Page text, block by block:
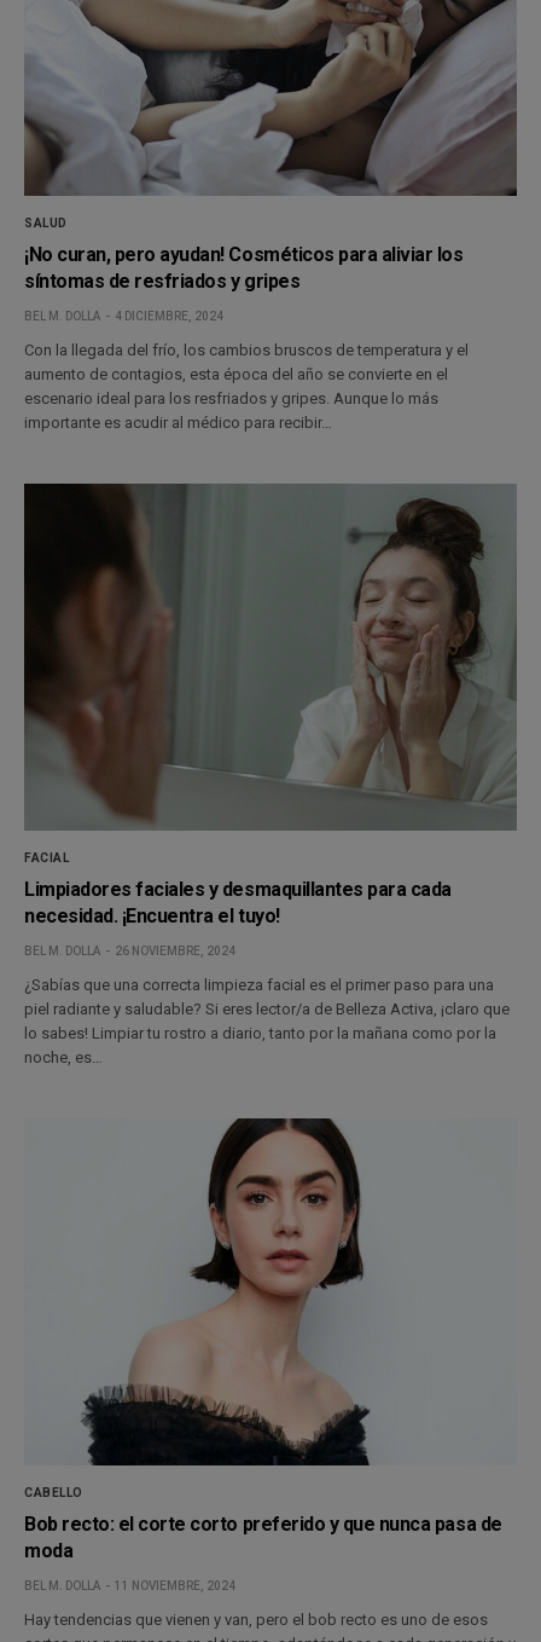
SALUD
¡No curan, pero ayudan! Cosméticos para aliviar los
síntomas de resfriados y gripes
BEL M. DOLLA 4 DICIEMBRE, 2024
Con la llegada del frío, los cambios bruscos de temperatura y el
aumento de contagios, esta época del año se convierte en el
escenario ideal para los resfriados y gripes. Aunque lo más
importante es acudir al médico para recibir…
FACIAL
Limpiadores faciales y desmaquillantes para cada
necesidad. ¡Encuentra el tuyo!
BEL M. DOLLA 26 NOVIEMBRE, 2024
¿Sabías que una correcta limpieza facial es el primer paso para una
piel radiante y saludable? Si eres lector/a de Belleza Activa, ¡claro que
lo sabes! Limpiar tu rostro a diario, tanto por la mañana como por la
noche, es…
CABELLO
Bob recto: el corte corto preferido y que nunca pasa de
moda
BEL M. DOLLA 11 NOVIEMBRE, 2024
Hay tendencias que vienen y van, pero el bob recto es uno de esos